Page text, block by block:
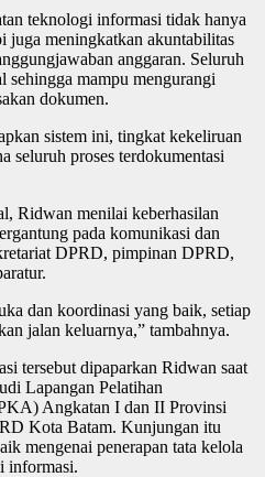
teknologi informasi tidak hanya
juga meningkatkan akuntabilitas
anggaran. Seluruh
sehingga mampu mengurangi
dokumen.
sistem ini, tingkat kekeliruan
seluruh proses terdokumentasi
Ridwan menilai keberhasilan
pada komunikasi dan
DPRD, pimpinan DPRD,
dan koordinasi yang baik, setiap
jalan keluarnya,” tambahnya.
tersebut dipaparkan Ridwan saat
Lapangan Pelatihan
Angkatan I dan II Provinsi
Kota Batam. Kunjungan itu
mengenai penerapan tata kelola
informasi.